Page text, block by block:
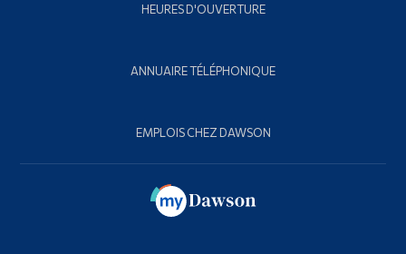
HEURES D'OUVERTURE
ANNUAIRE TÉLÉPHONIQUE
EMPLOIS CHEZ DAWSON